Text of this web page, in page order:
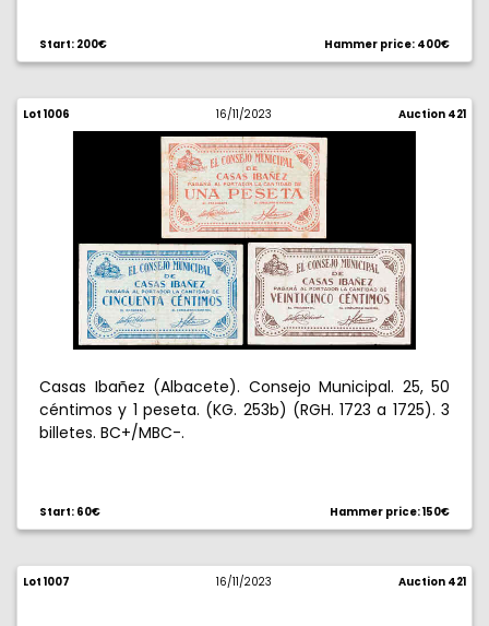
Start: 200€ Hammer price: 400€
Lot 1006 16/11/2023 Auction 421
Casas Ibañez (Albacete). Consejo Municipal. 25, 50
céntimos y 1 peseta. (KG. 253b) (RGH. 1723 a 1725). 3
billetes. BC+/MBC-.
Start: 60€ Hammer price: 150€
Lot 1007 16/11/2023 Auction 421